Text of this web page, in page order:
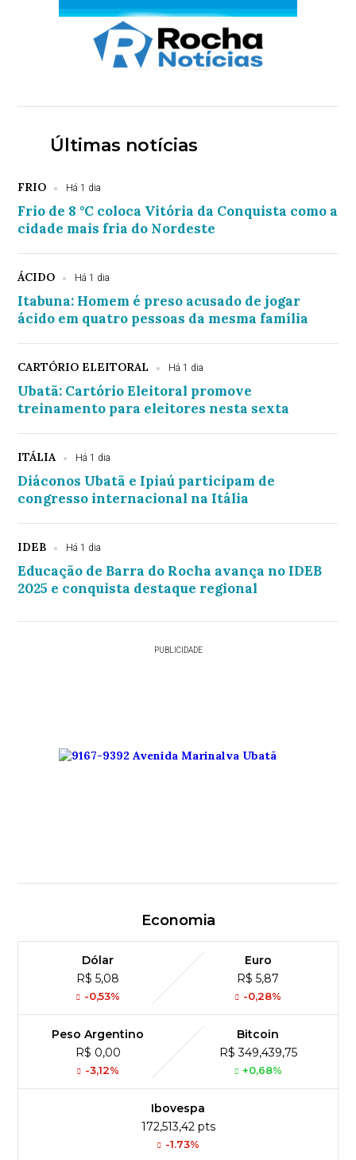
Últimas notícias
FRIO Há 1 dia
Frio de 8 °C coloca Vitória da Conquista como a
cidade mais fria do Nordeste
ÁCIDO Há 1 dia
Itabuna: Homem é preso acusado de jogar
ácido em quatro pessoas da mesma família
CARTÓRIO ELEITORAL Há 1 dia
Ubatã: Cartório Eleitoral promove
treinamento para eleitores nesta sexta
ITÁLIA Há 1 dia
Diáconos Ubatã e Ipiaú participam de
congresso internacional na Itália
IDEB Há 1 dia
Educação de Barra do Rocha avança no IDEB
2025 e conquista destaque regional
PUBLICIDADE
Economia
Dólar
R$ 5,08
-0,53%
Euro
R$ 5,87
-0,28%
Peso Argentino
R$ 0,00
-3,12%
Bitcoin
R$ 349,439,75
+0,68%
Ibovespa
172,513,42 pts
-1.73%